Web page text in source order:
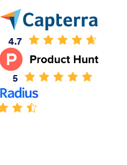
4.7
5